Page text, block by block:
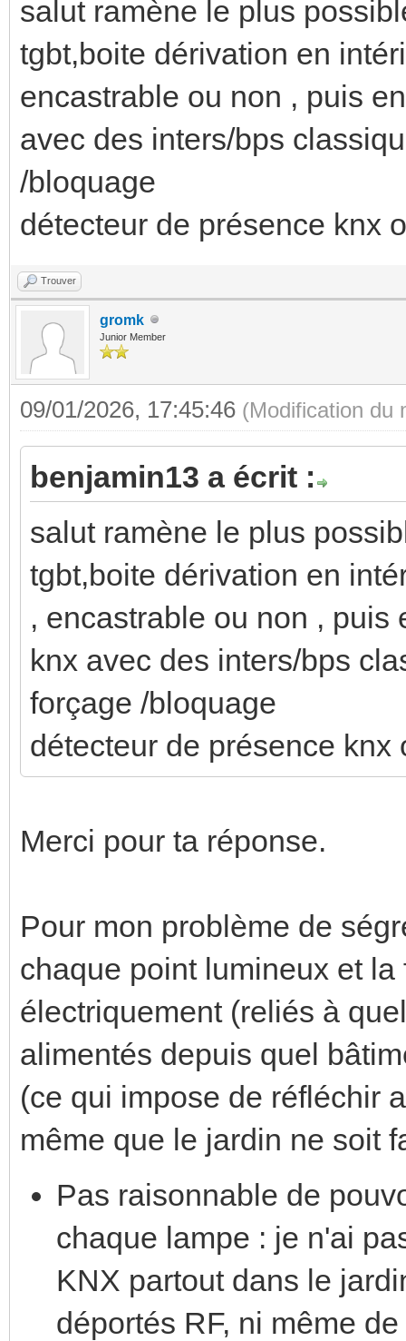
salut ramène le plus
tgbt,boite dérivation en
encastrable ou non , puis
avec des inters/bps
/bloquage
détecteur de présence knx
Trouver
gromk
Junior Member
09/01/2026, 17:45:46 (Modification du
benjamin13 a écrit :
salut ramène le plus
tgbt,boite dérivation en
, encastrable ou non ,
knx avec des inters/bps
forçage /bloquage
détecteur de présence
Merci pour ta réponse.
Pour mon problème de
chaque point lumineux et
électriquement (reliés à
alimentés depuis quel
(ce qui impose de réfléchir
même que le jardin ne soit
Pas raisonnable de
chaque lampe : je n'ai
KNX partout dans le
déportés RF, ni même